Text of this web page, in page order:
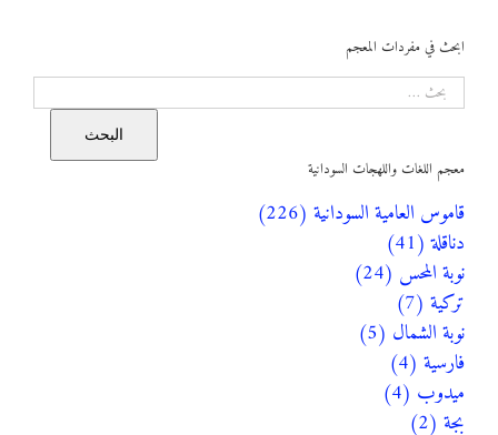
ابحث في مفردات المعجم
البحث
البحث
معجم اللغات واللهجات السودانية
قاموس العامية السودانية (226)
دناقلة (41)
نوبة المحس (24)
تركية (7)
نوبة الشمال (5)
فارسية (4)
ميدوب (4)
بجة (2)